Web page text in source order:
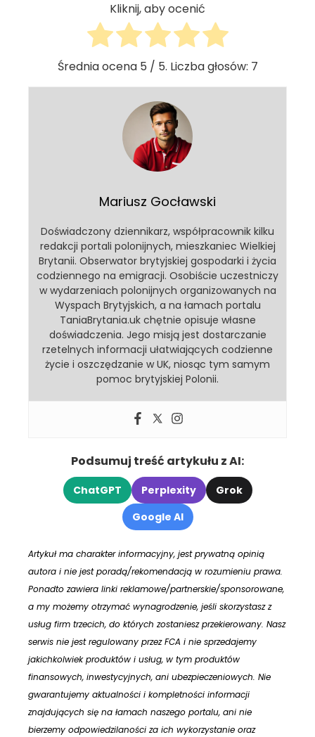
Kliknij, aby ocenić
Średnia ocena 5 / 5. Liczba głosów: 7
Mariusz Gocławski
Doświadczony dziennikarz, współpracownik kilku
redakcji portali polonijnych, mieszkaniec Wielkiej
Brytanii. Obserwator brytyjskiej gospodarki i życia
codziennego na emigracji. Osobiście uczestniczy
w wydarzeniach polonijnych organizowanych na
Wyspach Brytyjskich, a na łamach portalu
TaniaBrytania.uk chętnie opisuje własne
doświadczenia. Jego misją jest dostarczanie
rzetelnych informacji ułatwiających codzienne
życie i oszczędzanie w UK, niosąc tym samym
pomoc brytyjskiej Polonii.
Podsumuj treść artykułu z AI:
ChatGPT Perplexity
Grok
Google AI
Artykuł ma charakter informacyjny, jest prywatną opinią
autora i nie jest poradą/rekomendacją w rozumieniu prawa.
Ponadto zawiera linki reklamowe/partnerskie/sponsorowane,
a my możemy otrzymać wynagrodzenie, jeśli skorzystasz z
usług firm trzecich, do których zostaniesz przekierowany. Nasz
serwis nie jest regulowany przez FCA i nie sprzedajemy
jakichkolwiek produktów i usług, w tym produktów
finansowych, inwestycyjnych, ani ubezpieczeniowych. Nie
gwarantujemy aktualności i kompletności informacji
znajdujących się na łamach naszego portalu, ani nie
bierzemy odpowiedzilaności za ich wykorzystanie oraz